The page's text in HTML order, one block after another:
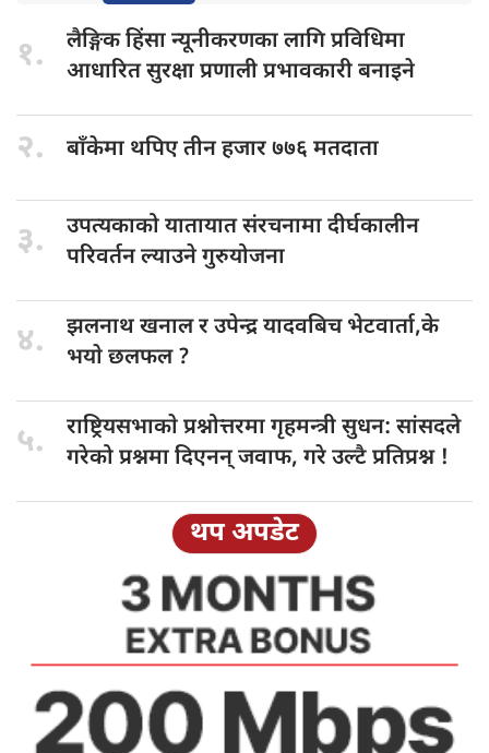
१. लैङ्गिक हिंसान्यूनीकरणका लागि प्रविधिमा
आधारित सुरक्षा प्रणाली प्रभावकारी बनाइने
२. बाँकेमा थपिएतीन हजार ७७६ मतदाता
३. उपत्यकाको यातायातसंरचनामा दीर्घकालीन
परिवर्तन ल्याउने गुरुयोजना
४. झलनाथ खनालर उपेन्द्र यादवबिच भेटवार्ता,के
भयाे छलफल ?
५. राष्ट्रियसभाकाे प्रश्नोत्तरमागृहमन्त्री सुधन: सांसदले
गरेको प्रश्नमा दिएनन् जवाफ, गरे उल्टै प्रतिप्रश्न !
थप अपडेट